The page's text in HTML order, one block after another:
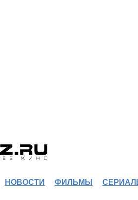
НОВОСТИ ФИЛЬМЫ